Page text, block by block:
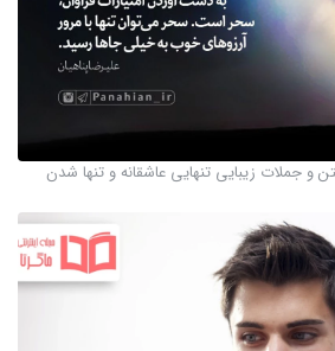
و جملات زیبایی تنهایی عاشقانه و تنها شدن